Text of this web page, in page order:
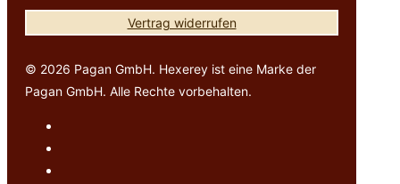
Vertrag widerrufen
© 2026 Pagan GmbH. Hexerey ist eine Marke der
Pagan GmbH. Alle Rechte vorbehalten.